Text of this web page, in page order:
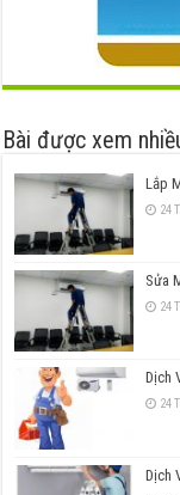
Bài được xem
Lắp
24
Sửa
24
Dịch
24
Dịch